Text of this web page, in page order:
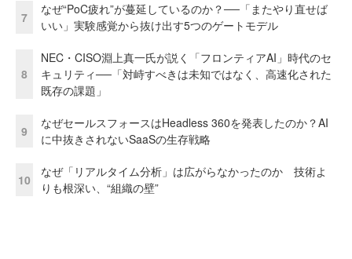
7
なぜ“PoC疲れ”が蔓延しているのか？──「またやり直せば
いい」実験感覚から抜け出す5つのゲートモデル
8
NEC・CISO淵上真一氏が説く「フロンティアAI」時代のセ
キュリティ──「対峙すべきは未知ではなく、高速化された
既存の課題」
9
なぜセールスフォースはHeadless 360を発表したのか？AI
に中抜きされないSaaSの生存戦略
10
なぜ「リアルタイム分析」は広がらなかったのか 技術よ
りも根深い、“組織の壁”